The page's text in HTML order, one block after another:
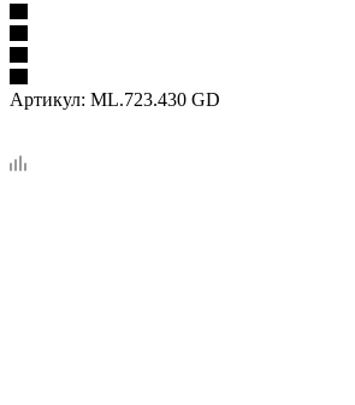
Артикул: ML.723.430 GD